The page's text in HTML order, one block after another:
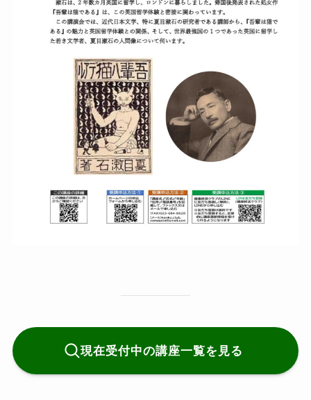
現在受付中の講座一覧を見る